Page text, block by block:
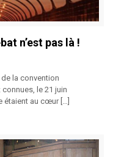
n’est pas là !
la convention
le 21 juin
étaient au cœur[…]